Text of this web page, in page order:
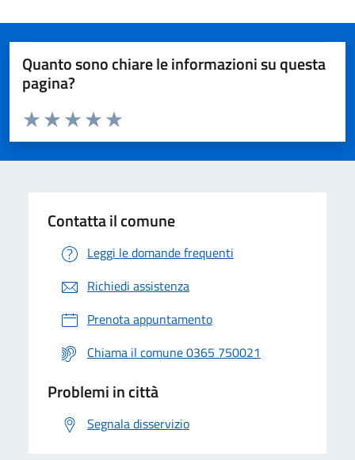
Quanto sono chiare le informazioni su questa
pagina?
Valuta da 1 a 5 stelle la pagina
Valuta 5 stelle su 5
Valuta 4 stelle su 5
Valuta 3 stelle su 5
Valuta 2 stelle su 5
Valuta 1 stelle su 5
Contatta il comune
Leggi le domande frequenti
Richiedi assistenza
Prenota appuntamento
Chiama il comune 0365 750021
Problemi in città
Segnala disservizio